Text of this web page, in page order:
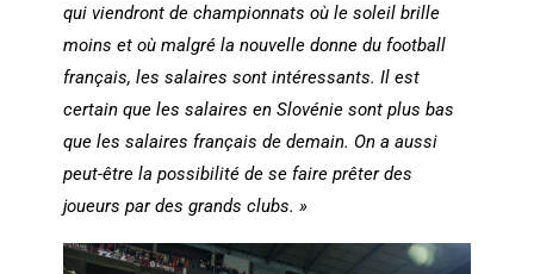
qui viendront de championnats où le soleil brille
moins et où malgré la nouvelle donne du football
français, les salaires sont intéressants. Il est
certain que les salaires en Slovénie sont plus bas
que les salaires français de demain. On a aussi
peut-être la possibilité de se faire prêter des
joueurs par des grands clubs. »